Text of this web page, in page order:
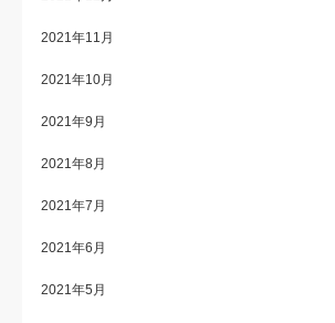
2021年11月
2021年10月
2021年9月
2021年8月
2021年7月
2021年6月
2021年5月